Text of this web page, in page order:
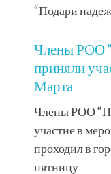
“Подари
Члены РОО
приняли
Марта
Члены РОО
участие в
проходил в
пятницу